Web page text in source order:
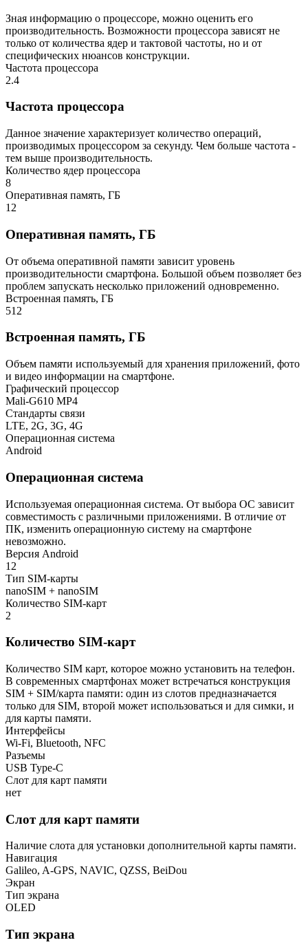
Зная информацию о процессоре, можно оценить его
производительность. Возможности процессора зависят не
только от количества ядер и тактовой частоты, но и от
специфических нюансов конструкции.
Частота процессора
2.4
Частота процессора
Данное значение характеризует количество операций,
производимых процессором за секунду. Чем больше частота -
тем выше производительность.
Количество ядер процессора
8
Оперативная память, ГБ
12
Оперативная память, ГБ
От объема оперативной памяти зависит уровень
производительности смартфона. Большой объем позволяет без
проблем запускать несколько приложений одновременно.
Встроенная память, ГБ
512
Встроенная память, ГБ
Объем памяти используемый для хранения приложений, фото
и видео информации на смартфоне.
Графический процессор
Mali-G610 MP4
Стандарты связи
LTE, 2G, 3G, 4G
Операционная система
Android
Операционная система
Используемая операционная система. От выбора ОС зависит
совместимость с различными приложениями. В отличие от
ПК, изменить операционную систему на смартфоне
невозможно.
Версия Android
12
Тип SIM-карты
nanoSIM + nanoSIM
Количество SIM-карт
2
Количество SIM-карт
Количество SIM карт, которое можно установить на телефон.
В современных смартфонах может встречаться конструкция
SIM + SIM/карта памяти: один из слотов предназначается
только для SIM, второй может использоваться и для симки, и
для карты памяти.
Интерфейсы
Wi-Fi, Bluetooth, NFC
Разъемы
USB Type-C
Слот для карт памяти
нет
Слот для карт памяти
Наличие слота для установки дополнительной карты памяти.
Навигация
Galileo, A-GPS, NAVIC, QZSS, BeiDou
Экран
Тип экрана
OLED
Тип экрана